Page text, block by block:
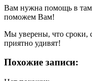
Вам нужна помощь в
поможем Вам!
Мы уверены, что сроки,
приятно удивят!
Похожие записи: